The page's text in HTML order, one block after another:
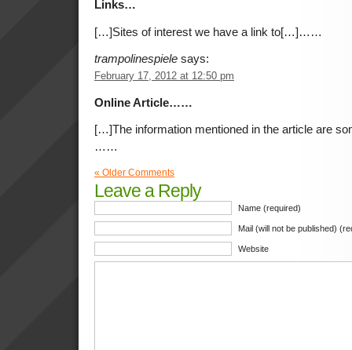
Links…
[…]Sites of interest we have a link to[…]……
trampolinespiele says:
February 17, 2012 at 12:50 pm
Online Article……
[…]The information mentioned in the article are
……
« Older Comments
Leave a Reply
Name (required)
Mail (will not be published)
Website